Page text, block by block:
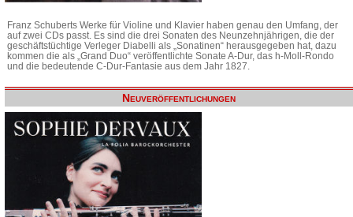
Franz Schuberts Werke für Violine und Klavier haben genau den Umfang, der
auf zwei CDs passt. Es sind die drei Sonaten des Neunzehnjährigen, die der
geschäftstüchtige Verleger Diabelli als „Sonatinen“ herausgegeben hat, dazu
kommen die als „Grand Duo“ veröffentlichte Sonate A-Dur, das h-Moll-Rondo
und die bedeutende C-Dur-Fantasie aus dem Jahr 1827.
Neuveröffentlichungen